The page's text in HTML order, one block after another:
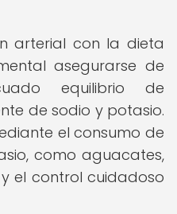
arterial con la dieta
asegurarse de
equilibrio de
de sodio y potasio.
el consumo de
como aguacates,
el control cuidadoso